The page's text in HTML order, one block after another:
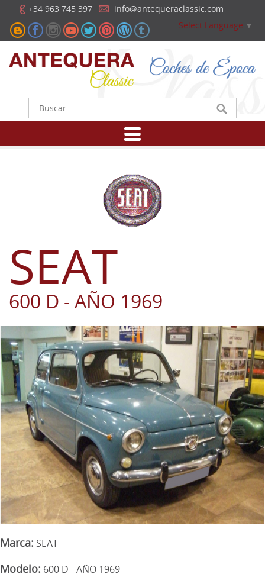
+34 963 745 397
info@antequeraclassic.com
Select Language ▼
SEAT
600 D - AÑO 1969
Marca: SEAT
Modelo: 600 D - AÑO 1969